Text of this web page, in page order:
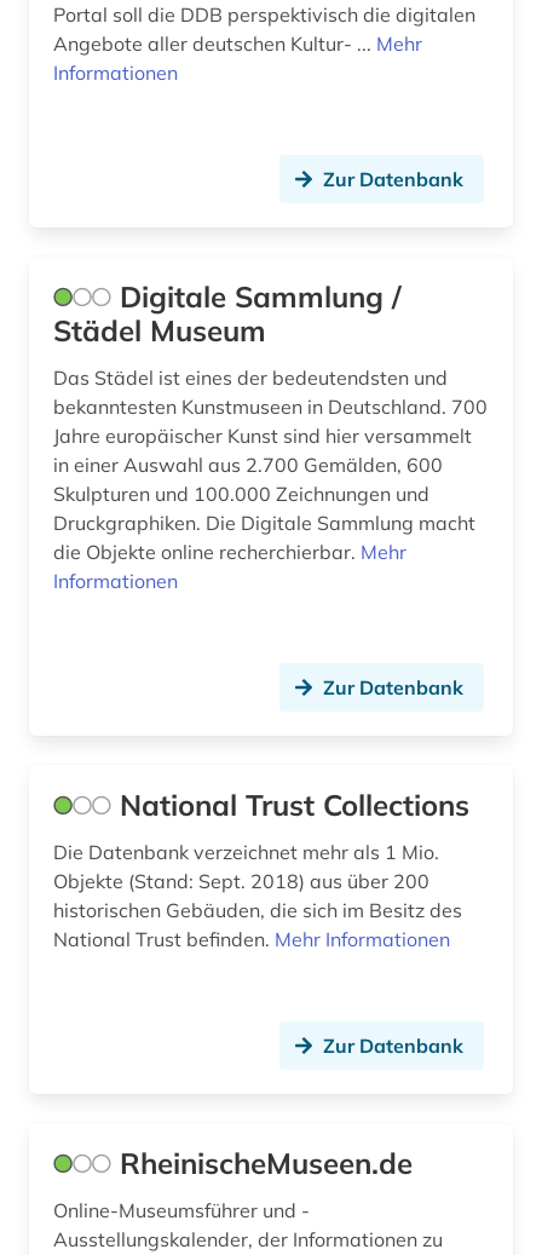
Portal soll die DDB perspektivisch die digitalen
Angebote aller deutschen Kultur- ... Mehr
Informationen
Zur Datenbank
Digitale Sammlung /
Städel Museum
Das Städel ist eines der bedeutendsten und
bekanntesten Kunstmuseen in Deutschland. 700
Jahre europäischer Kunst sind hier versammelt
in einer Auswahl aus 2.700 Gemälden, 600
Skulpturen und 100.000 Zeichnungen und
Druckgraphiken. Die Digitale Sammlung macht
die Objekte online recherchierbar. Mehr
Informationen
Zur Datenbank
National Trust Collections
Die Datenbank verzeichnet mehr als 1 Mio.
Objekte (Stand: Sept. 2018) aus über 200
historischen Gebäuden, die sich im Besitz des
National Trust befinden. Mehr Informationen
Zur Datenbank
RheinischeMuseen.de
Online-Museumsführer und -
Ausstellungskalender, der Informationen zu